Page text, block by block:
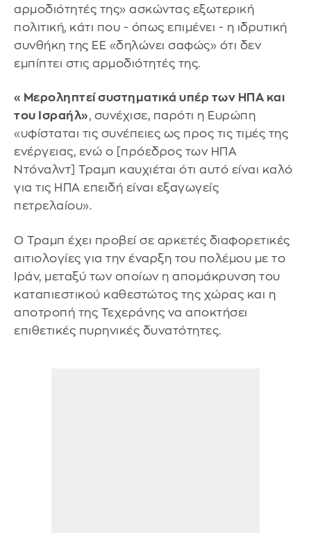
αρμοδιότητές της» ασκώντας εξωτερική
πολιτική, κάτι που - όπως επιμένει - η ιδρυτική
συνθήκη της ΕΕ «δηλώνει σαφώς» ότι δεν
εμπίπτει στις αρμοδιότητές της.
«Μεροληπτεί συστηματικά υπέρ των ΗΠΑ και
του Ισραήλ», συνέχισε, παρότι η Ευρώπη
«υφίσταται τις συνέπειες ως προς τις τιμές της
ενέργειας, ενώ ο [πρόεδρος των ΗΠΑ
Ντόναλντ] Τραμπ καυχιέται ότι αυτό είναι καλό
για τις ΗΠΑ επειδή είναι εξαγωγείς
πετρελαίου».
Ο Τραμπ έχει προβεί σε αρκετές διαφορετικές
αιτιολογίες για την έναρξη του πολέμου με το
Ιράν, μεταξύ των οποίων η απομάκρυνση του
καταπιεστικού καθεστώτος της χώρας και η
αποτροπή της Τεχεράνης να αποκτήσει
επιθετικές πυρηνικές δυνατότητες.